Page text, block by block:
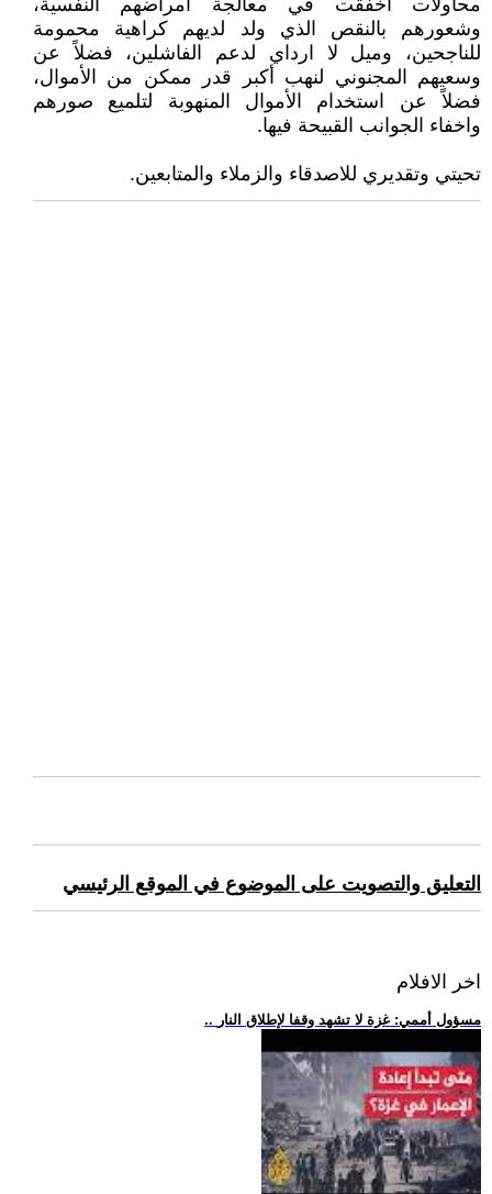
محاولات اخفقت في معالجة امراضهم النفسية،
وشعورهم بالنقص الذي ولد لديهم كراهية محمومة
للناجحين، وميل لا ارداي لدعم الفاشلين، فضلاً عن
وسعيهم المجنوني لنهب أكبر قدر ممكن من الأموال،
فضلاً عن استخدام الأموال المنهوبة لتلميع صورهم
واخفاء الجوانب القبيحة فيها.
تحيتي وتقديري للاصدقاء والزملاء والمتابعين.
التعليق والتصويت على الموضوع في الموقع الرئيسي
اخر الافلام
.. مسؤول أممي: غزة لا تشهد وقفا لإطلاق النار